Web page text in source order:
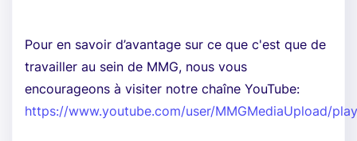
Pour en savoir d’avantage sur ce que c'est que de
travailler au sein de MMG, nous vous
encourageons à visiter notre chaîne YouTube:
https://www.youtube.com/user/MMGMediaUpload/